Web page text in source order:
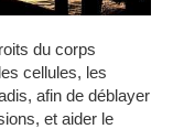
du corps
cellules, les
afin de déblayer
et aider le